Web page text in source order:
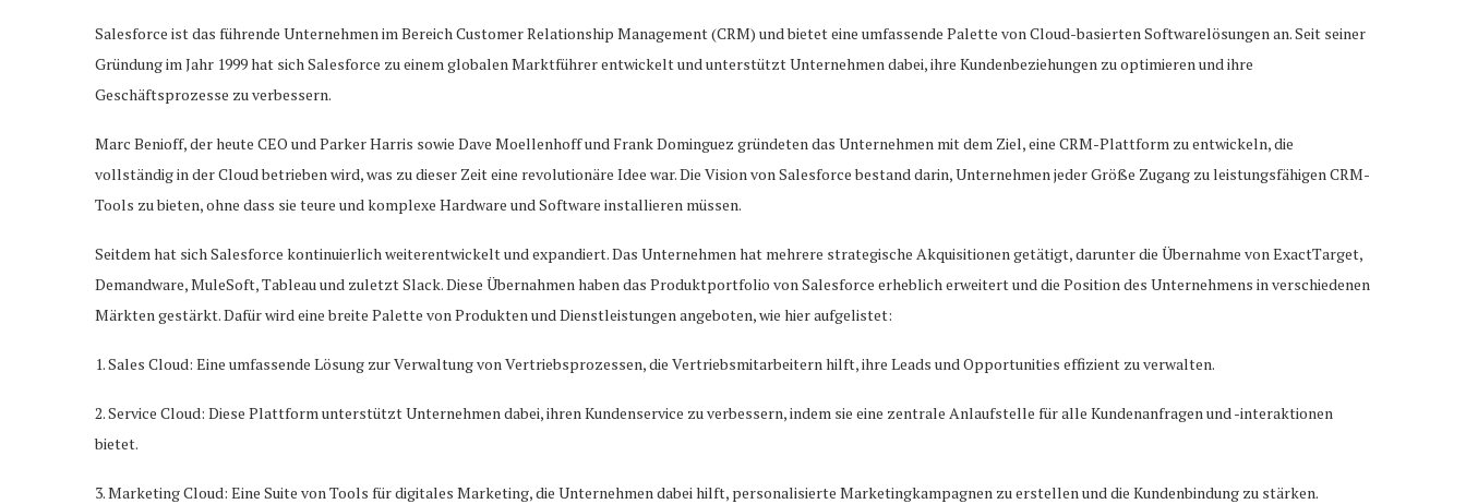
Salesforce ist das führende Unternehmen im Bereich Customer Relationship Management (CRM) und bietet eine umfassende Palette von Cloud-basierten Softwarelösungen an. Seit seiner
Gründung im Jahr 1999 hat sich Salesforce zu einem globalen Marktführer entwickelt und unterstützt Unternehmen dabei, ihre Kundenbeziehungen zu optimieren und ihre
Geschäftsprozesse zu verbessern.
Marc Benioff, der heute CEO und Parker Harris sowie Dave Moellenhoff und Frank Dominguez gründeten das Unternehmen mit dem Ziel, eine CRM-Plattform zu entwickeln, die
vollständig in der Cloud betrieben wird, was zu dieser Zeit eine revolutionäre Idee war. Die Vision von Salesforce bestand darin, Unternehmen jeder Größe Zugang zu leistungsfähigen CRM-
Tools zu bieten, ohne dass sie teure und komplexe Hardware und Software installieren müssen.
Seitdem hat sich Salesforce kontinuierlich weiterentwickelt und expandiert. Das Unternehmen hat mehrere strategische Akquisitionen getätigt, darunter die Übernahme von ExactTarget,
Demandware, MuleSoft, Tableau und zuletzt Slack. Diese Übernahmen haben das Produktportfolio von Salesforce erheblich erweitert und die Position des Unternehmens in verschiedenen
Märkten gestärkt. Dafür wird eine breite Palette von Produkten und Dienstleistungen angeboten, wie hier aufgelistet:
1. Sales Cloud: Eine umfassende Lösung zur Verwaltung von Vertriebsprozessen, die Vertriebsmitarbeitern hilft, ihre Leads und Opportunities effizient zu verwalten.
2. Service Cloud: Diese Plattform unterstützt Unternehmen dabei, ihren Kundenservice zu verbessern, indem sie eine zentrale Anlaufstelle für alle Kundenanfragen und -interaktionen
bietet.
3. Marketing Cloud: Eine Suite von Tools für digitales Marketing, die Unternehmen dabei hilft, personalisierte Marketingkampagnen zu erstellen und die Kundenbindung zu stärken.